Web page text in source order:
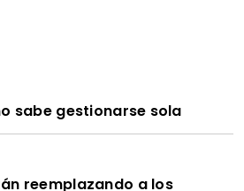
sabe gestionarse sola
reemplazando a los